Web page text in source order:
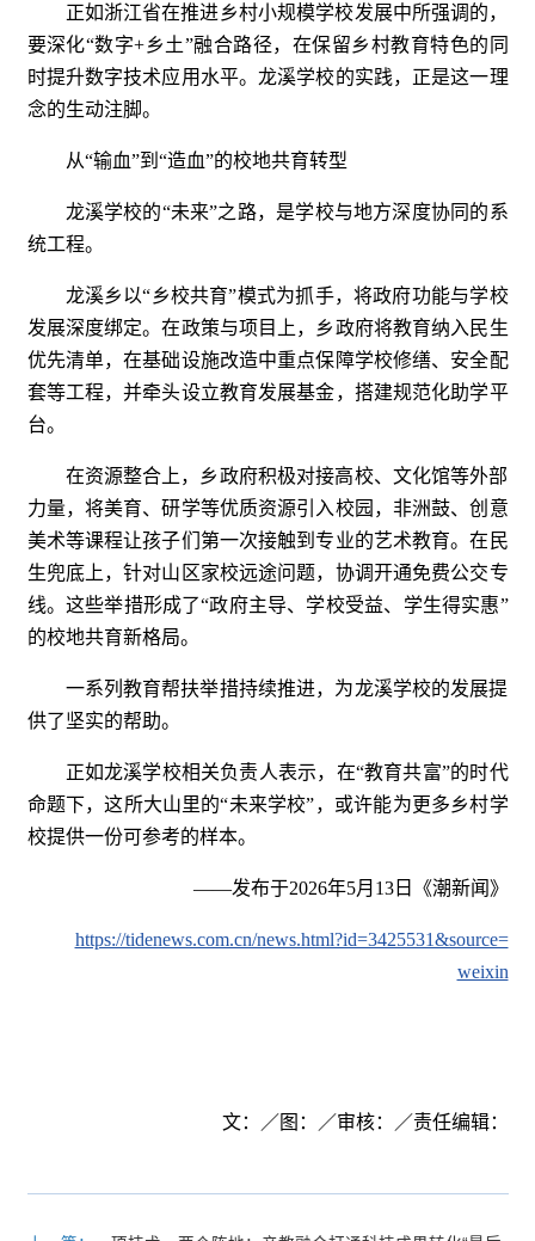
正如浙江省在推进乡村小规模学校发展中所强调的，
要深化“数字+乡土”融合路径，在保留乡村教育特色的同
时提升数字技术应用水平。龙溪学校的实践，正是这一理
念的生动注脚。
从“输血”到“造血”的校地共育转型
龙溪学校的“未来”之路，是学校与地方深度协同的系
统工程。
龙溪乡以“乡校共育”模式为抓手，将政府功能与学校
发展深度绑定。在政策与项目上，乡政府将教育纳入民生
优先清单，在基础设施改造中重点保障学校修缮、安全配
套等工程，并牵头设立教育发展基金，搭建规范化助学平
台。
在资源整合上，乡政府积极对接高校、文化馆等外部
力量，将美育、研学等优质资源引入校园，非洲鼓、创意
美术等课程让孩子们第一次接触到专业的艺术教育。在民
生兜底上，针对山区家校远途问题，协调开通免费公交专
线。这些举措形成了“政府主导、学校受益、学生得实惠”
的校地共育新格局。
一系列教育帮扶举措持续推进，为龙溪学校的发展提
供了坚实的帮助。
正如龙溪学校相关负责人表示，在“教育共富”的时代
命题下，这所大山里的“未来学校”，或许能为更多乡村学
校提供一份可参考的样本。
——发布于2026年5月13日《潮新闻》
https://tidenews.com.cn/news.html?id=3425531&source=
weixin
文：／图：／审核：／责任编辑：